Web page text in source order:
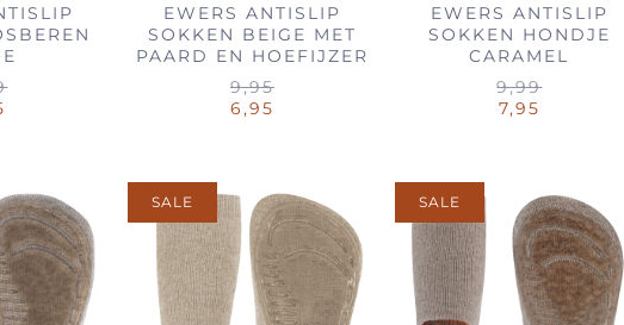
EWERS ANTISLIP
SOKKEN BEIGE MET
PAARD EN HOEFIJZER
9,95
6,95
EWERS ANTISLIP
SOKKEN HONDJE
CARAMEL
9,99
7,95
SALE SALE